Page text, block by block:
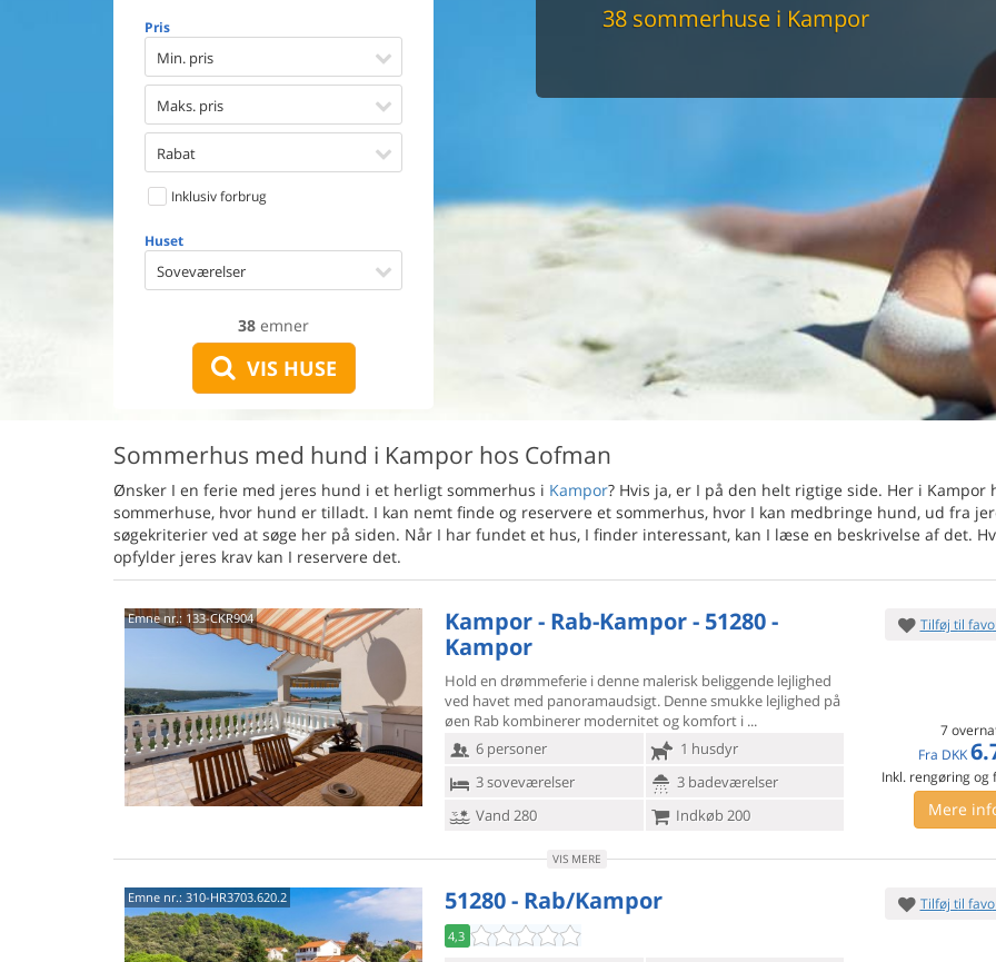
Pris
Min. pris
Maks. pris
Rabat
Inklusiv forbrug
Huset
Soveværelser
38 emner
VIS HUSE
Aircondition
Ladestander til elbil
38 sommerhuse i Kampor
Sommerhus med hund i Kampor hos Cofman
Ønsker I en ferie med jeres hund i et herligt sommerhus i Kampor? Hvis ja, er I på den helt rigtige side. Her i Kampor
sommerhuse, hvor hund er tilladt. I kan nemt finde og reservere et sommerhus, hvor I kan medbringe hund, ud fra
søgekriterier ved at søge her på siden. Når I har fundet et hus, I finder interessant, kan I læse en beskrivelse af det.
opfylder jeres krav kan I reservere det.
Emne nr.: 133-CKR904
Kampor - Rab-Kampor - 51280 -
Kampor
Hold en drømmeferie i denne malerisk beliggende lejlighed
ved havet med panoramaudsigt. Denne smukke lejlighed på
øen Rab kombinerer modernitet og komfort i
6 personer
1 husdyr
3 soveværelser
3 badeværelser
Vand 280
Indkøb 200
Tilføj til
7
Fra DKK
Inkl. rengøring og
Mere
VIS MERE
Emne nr.: 310-HR3703.620.2 51280 - Rab/Kampor
4,3
Tilføj til